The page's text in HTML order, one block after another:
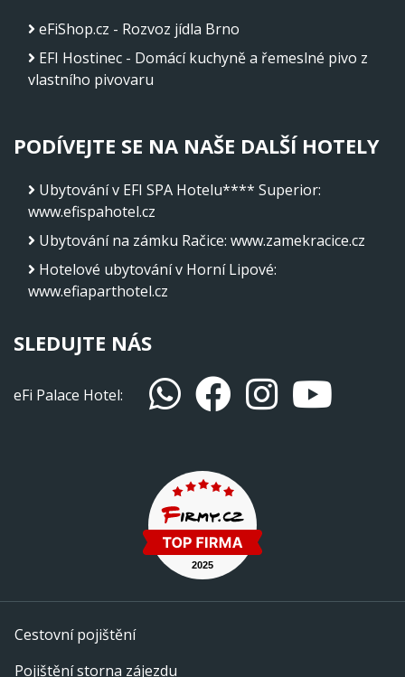
eFiShop.cz - Rozvoz jídla Brno
EFI Hostinec - Domácí kuchyně a řemeslné pivo z
vlastního pivovaru
PODÍVEJTE SE NA NAŠE DALŠÍ HOTELY
Ubytování v EFI SPA Hotelu**** Superior:
www.efispahotel.cz
Ubytování na zámku Račice: www.zamekracice.cz
Hotelové ubytování v Horní Lipové:
www.efiaparthotel.cz
SLEDUJTE NÁS
eFi Palace Hotel:
Cestovní pojištění
Pojištění storna zájezdu